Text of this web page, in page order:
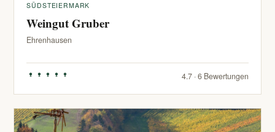
SÜDSTEIERMARK
Weingut Gruber
Ehrenhausen
4.7 · 6 Bewertungen